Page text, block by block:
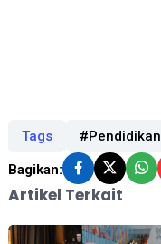
Tags #Pendidikan
Bagikan:
Artikel Terkait